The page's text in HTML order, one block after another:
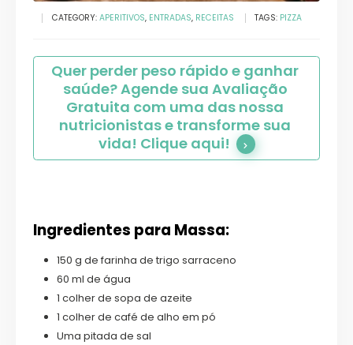
CATEGORY: APERITIVOS, ENTRADAS, RECEITAS TAGS: PIZZA
Quer perder peso rápido e ganhar
saúde? Agende sua Avaliação
Gratuita com uma das nossa
nutricionistas e transforme sua
vida! Clique aqui!
Ingredientes para Massa:
150 g de farinha de trigo sarraceno
60 ml de água
1 colher de sopa de azeite
1 colher de café de alho em pó
Uma pitada de sal